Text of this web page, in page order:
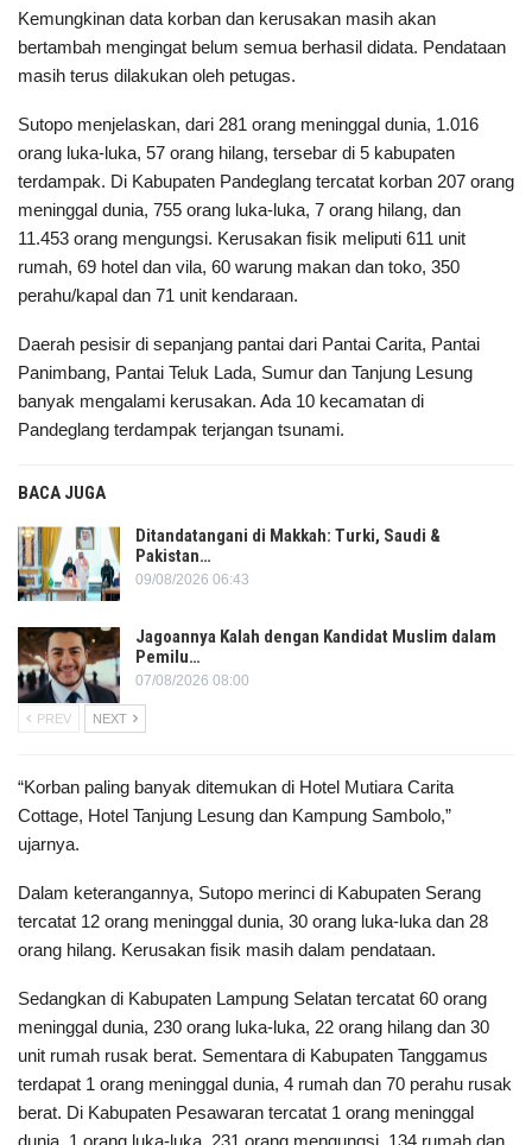
Kemungkinan data korban dan kerusakan masih akan
bertambah mengingat belum semua berhasil didata. Pendataan
masih terus dilakukan oleh petugas.
Sutopo menjelaskan, dari 281 orang meninggal dunia, 1.016
orang luka-luka, 57 orang hilang, tersebar di 5 kabupaten
terdampak. Di Kabupaten Pandeglang tercatat korban 207 orang
meninggal dunia, 755 orang luka-luka, 7 orang hilang, dan
11.453 orang mengungsi. Kerusakan fisik meliputi 611 unit
rumah, 69 hotel dan vila, 60 warung makan dan toko, 350
perahu/kapal dan 71 unit kendaraan.
Daerah pesisir di sepanjang pantai dari Pantai Carita, Pantai
Panimbang, Pantai Teluk Lada, Sumur dan Tanjung Lesung
banyak mengalami kerusakan. Ada 10 kecamatan di
Pandeglang terdampak terjangan tsunami.
BACA JUGA
Ditandatangani di Makkah: Turki, Saudi &
Pakistan…
09/08/2026 06:43
Jagoannya Kalah dengan Kandidat Muslim dalam
Pemilu…
07/08/2026 08:00
PREV NEXT
“Korban paling banyak ditemukan di Hotel Mutiara Carita
Cottage, Hotel Tanjung Lesung dan Kampung Sambolo,”
ujarnya.
Dalam keterangannya, Sutopo merinci di Kabupaten Serang
tercatat 12 orang meninggal dunia, 30 orang luka-luka dan 28
orang hilang. Kerusakan fisik masih dalam pendataan.
Sedangkan di Kabupaten Lampung Selatan tercatat 60 orang
meninggal dunia, 230 orang luka-luka, 22 orang hilang dan 30
unit rumah rusak berat. Sementara di Kabupaten Tanggamus
terdapat 1 orang meninggal dunia, 4 rumah dan 70 perahu rusak
berat. Di Kabupaten Pesawaran tercatat 1 orang meninggal
dunia, 1 orang luka-luka, 231 orang mengungsi, 134 rumah dan